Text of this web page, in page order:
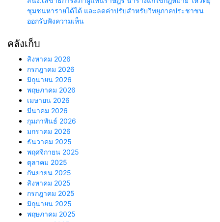
ชุมชนหารายได้ได้ และลดค่าปรับสำหรับวิทยุภาคประชาชน
ออกรับฟังความเห็น
คลังเก็บ
สิงหาคม 2026
กรกฎาคม 2026
มิถุนายน 2026
พฤษภาคม 2026
เมษายน 2026
มีนาคม 2026
กุมภาพันธ์ 2026
มกราคม 2026
ธันวาคม 2025
พฤศจิกายน 2025
ตุลาคม 2025
กันยายน 2025
สิงหาคม 2025
กรกฎาคม 2025
มิถุนายน 2025
พฤษภาคม 2025